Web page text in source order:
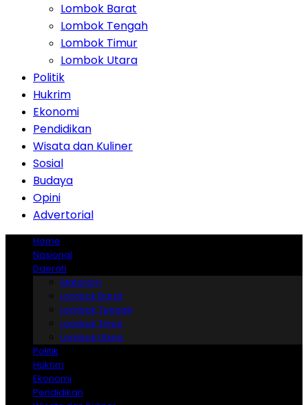
Lombok Barat
Lombok Tengah
Lombok Timur
Lombok Utara
Politik
Hukrim
Ekonomi
Pendidikan
Wisata dan Kuliner
Sosial
Budaya
Opini
Advertorial
Home
Nasional
Daerah
Mataram
Lombok Barat
Lombok Tengah
Lombok Timur
Lombok Utara
Politik
Hukrim
Ekonomi
Pendidikan